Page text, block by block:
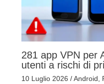
281 app VPN per
utenti a rischi di
10 Luglio 2026 /Android